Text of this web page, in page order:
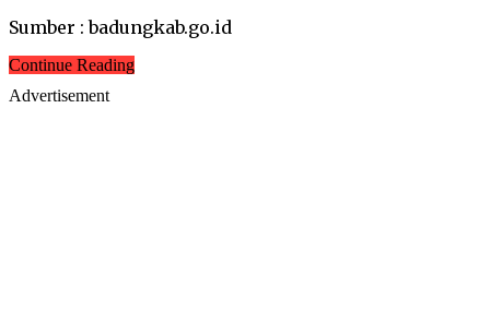
Sumber : badungkab.go.id
Continue Reading
Advertisement